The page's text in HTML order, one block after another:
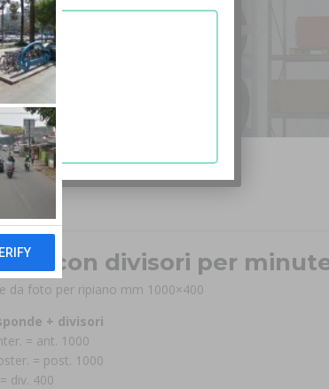
con divisori per
da foto per ripiano mm 1000×400
+ divisori
= ant. 1000
= post. 1000
div. 400